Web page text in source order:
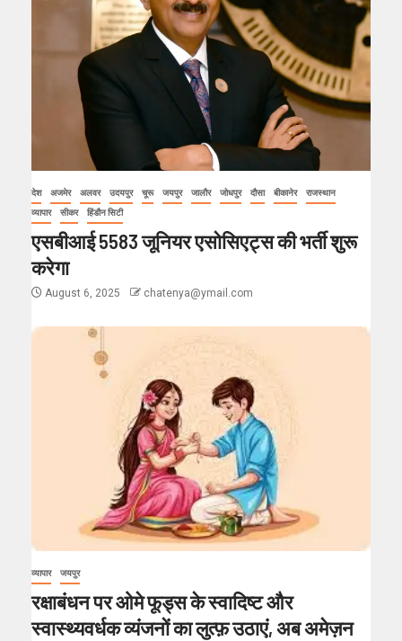
देश अजमेर अलवर उदयपुर चूरू जयपुर जालौर जोधपुर दौसा बीकानेर
राजस्थान
व्यापार
सीकर हिंडौन सिटी
एसबीआई 5583 जूनियर एसोसिएट्स की भर्ती शुरू
करेगा
August 6, 2025 chatenya@ymail.com
व्यापार जयपुर
रक्षाबंधन पर ओमे फूड्स के स्वादिष्ट और
स्वास्थ्यवर्धक व्यंजनों का लुत्फ़ उठाएं, अब अमेज़न